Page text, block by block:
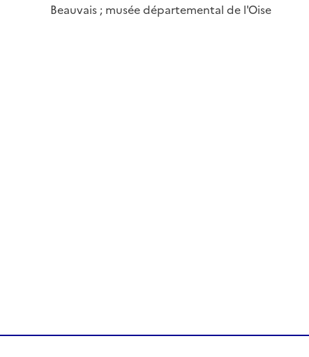
Beauvais ; musée départemental de l'Oise